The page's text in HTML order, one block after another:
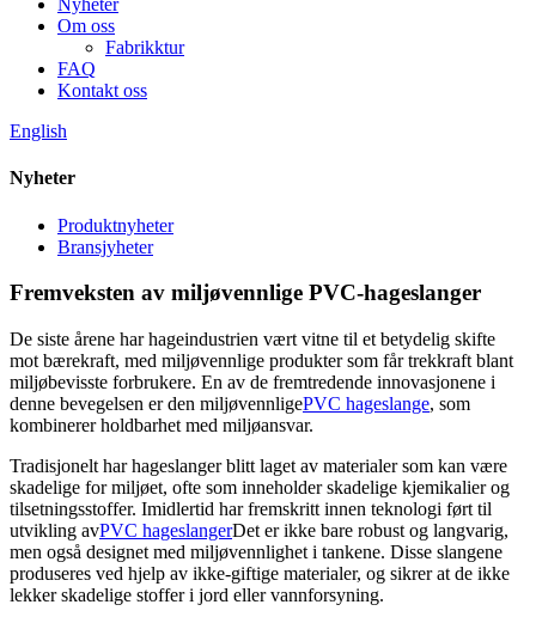
Nyheter
Om oss
Fabrikktur
FAQ
Kontakt oss
English
Nyheter
Produktnyheter
Bransjyheter
Fremveksten av miljøvennlige PVC-hageslanger
De siste årene har hageindustrien vært vitne til et betydelig skifte
mot bærekraft, med miljøvennlige produkter som får trekkraft blant
miljøbevisste forbrukere. En av de fremtredende innovasjonene i
denne bevegelsen er den miljøvennligePVC hageslange, som
kombinerer holdbarhet med miljøansvar.
Tradisjonelt har hageslanger blitt laget av materialer som kan være
skadelige for miljøet, ofte som inneholder skadelige kjemikalier og
tilsetningsstoffer. Imidlertid har fremskritt innen teknologi ført til
utvikling avPVC hageslangerDet er ikke bare robust og langvarig,
men også designet med miljøvennlighet i tankene. Disse slangene
produseres ved hjelp av ikke-giftige materialer, og sikrer at de ikke
lekker skadelige stoffer i jord eller vannforsyning.